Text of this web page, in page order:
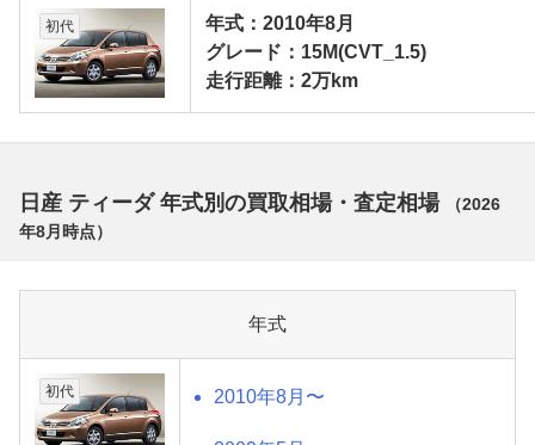
初代
年式：2010年8月
グレード：15M(CVT_1.5)
走行距離：2万km
日産 ティーダ 年式別の買取相場・査定相場 （2026
年8月 時点）
年式
初代 2010年8月〜